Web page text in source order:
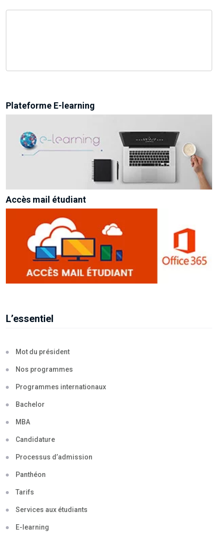
Plateforme E-learning
Accès mail étudiant
L’essentiel
Mot du président
Nos programmes
Programmes internationaux
Bachelor
MBA
Candidature
Processus d’admission
Panthéon
Tarifs
Services aux étudiants
E-learning